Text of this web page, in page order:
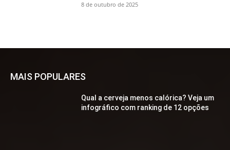
8 de outubro de 2025
MAIS POPULARES
Qual a cerveja menos calórica? Veja um
infográfico com ranking de 12 opções